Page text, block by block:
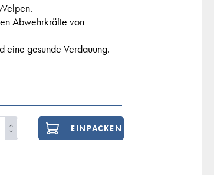
Abwehrkräfte von
eine gesunde Verdauung.
EINPACKEN